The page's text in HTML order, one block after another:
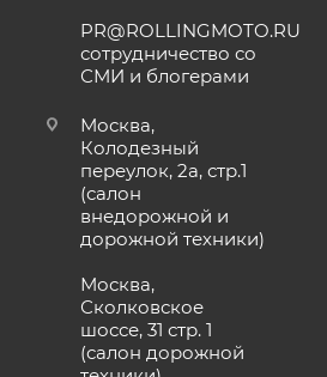
PR@ROLLINGMOTO.RU
сотрудничество со
СМИ и блогерами
Москва,
Колодезный
переулок, 2а, стр.1
(салон
внедорожной и
дорожной техники)
Москва,
Сколковское
шоссе, 31 стр. 1
(салон дорожной